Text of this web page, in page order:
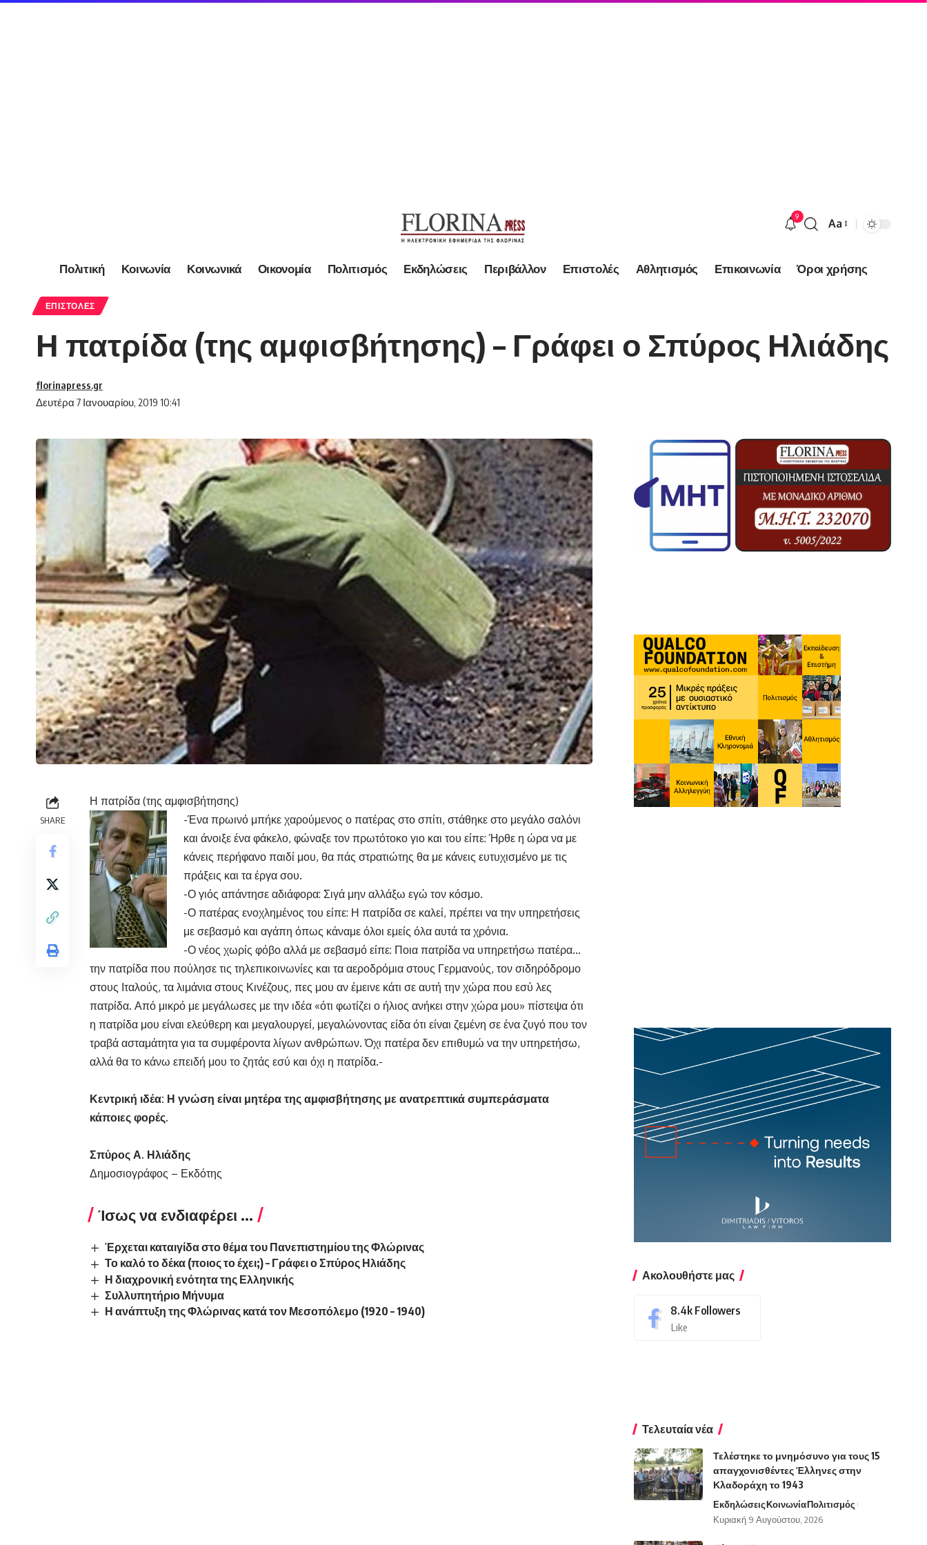
9
Font
Aa
Πολιτική Κοινωνία Κοινωνικά Οικονομία Πολιτισμός Εκδηλώσεις Περιβάλλον Επιστολές Αθλητισμός Επικοινωνία Όροι χρήσης
ΕΠΙΣΤΟΛΈΣ
Η πατρίδα (της αμφισβήτησης) – Γράφει ο Σπύρος Ηλιάδης
Δευτέρα 7 Ιανουαρίου, 2019 10:41
florinapress.gr
SHARE
Η πατρίδα (της αμφισβήτησης)
-Ένα πρωινό μπήκε χαρούμενος ο πατέρας στο σπίτι, στάθηκε στο μεγάλο σαλόνι
και άνοιξε ένα φάκελο, φώναξε τον πρωτότοκο γιο και του είπε: Ήρθε η ώρα να με
κάνεις περήφανο παιδί μου, θα πάς στρατιώτης θα με κάνεις ευτυχισμένο με τις
πράξεις και τα έργα σου.
-Ο γιός απάντησε αδιάφορα: Σιγά μην αλλάξω εγώ τον κόσμο.
-Ο πατέρας ενοχλημένος του είπε: Η πατρίδα σε καλεί, πρέπει να την υπηρετήσεις
με σεβασμό και αγάπη όπως κάναμε όλοι εμείς όλα αυτά τα χρόνια.
-Ο νέος χωρίς φόβο αλλά με σεβασμό είπε: Ποια πατρίδα να υπηρετήσω πατέρα…
την πατρίδα που πούλησε τις τηλεπικοινωνίες και τα αεροδρόμια στους Γερμανούς, τον σιδηρόδρομο
στους Ιταλούς, τα λιμάνια στους Κινέζους, πες μου αν έμεινε κάτι σε αυτή την χώρα που εσύ λες
πατρίδα. Από μικρό με μεγάλωσες με την ιδέα «ότι φωτίζει ο ήλιος ανήκει στην χώρα μου» πίστεψα ότι
η πατρίδα μου είναι ελεύθερη και μεγαλουργεί, μεγαλώνοντας είδα ότι είναι ζεμένη σε ένα ζυγό που τον
τραβά ασταμάτητα για τα συμφέροντα λίγων ανθρώπων. Όχι πατέρα δεν επιθυμώ να την υπηρετήσω,
αλλά θα το κάνω επειδή μου το ζητάς εσύ και όχι η πατρίδα.-
Κεντρική ιδέα: Η γνώση είναι μητέρα της αμφισβήτησης με ανατρεπτικά συμπεράσματα
κάποιες φορές.
Σπύρος Α. Ηλιάδης
Δημοσιογράφος – Εκδότης
Ίσως να ενδιαφέρει ...
Έρχεται καταιγίδα στο θέμα του Πανεπιστημίου της Φλώρινας
Το καλό το δέκα (ποιος το έχει;) – Γράφει ο Σπύρος Ηλιάδης
Η διαχρονική ενότητα της Ελληνικής
Συλλυπητήριο Μήνυμα
Η ανάπτυξη της Φλώρινας κατά τον Μεσοπόλεμο (1920 – 1940)
Ακολουθήστε μας
8.4k Followers
Like
Τελευταία νέα
Τελέστηκε το μνημόσυνο για τους 15
απαγχονισθέντες Έλληνες στην
Κλαδοράχη το 1943
ΕκδηλώσειςΚοινωνίαΠολιτισμός
Κυριακή 9 Αυγούστου, 2026